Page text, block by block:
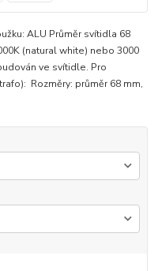
ALU Průměr svítidla 68
(natural white) nebo 3000
ve svítidle. Pro
Rozměry: průměr 68 mm,